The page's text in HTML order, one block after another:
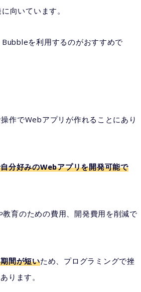
向いています。
を利用するのがおすすめで
作でWebアプリが作れることにあり
分好みのWebアプリを開発可能で
育のための費用、開発費用を削減で
間が短いため、プログラミングで挫
ります。